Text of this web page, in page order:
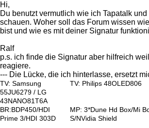
Hi,
Du benutzt vermutlich wie ich Tapatalk und
schauen. Woher soll das Forum wissen
bist und wie es mit deiner Signatur
Ralf
p.s. ich finde die Signatur aber hilfreich
reagiere.
--- Die Lücke, die ich hinterlasse, ersetzt
TV: Samsung
55JU6279 / LG
43NANO81T6A
TV: Philips 48OLED806
BR:BDP450/HDI
Prime 3/HDI 303D
MP: 3*Dune Hd Box/Mi
S/NVidia Shield